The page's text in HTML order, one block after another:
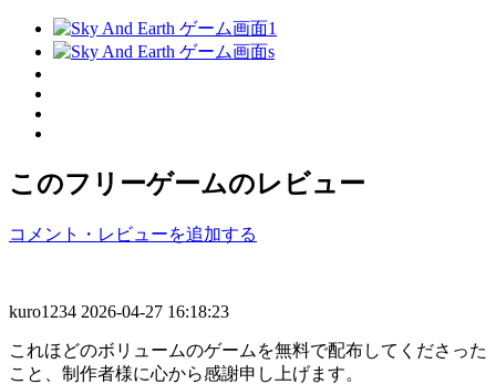
このフリーゲームのレビュー
コメント・レビューを追加する
kuro1234 2026-04-27 16:18:23
これほどのボリュームのゲームを無料で配布してくださった
こと、制作者様に心から感謝申し上げます。